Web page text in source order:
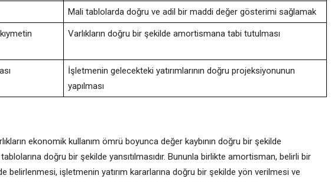
Mali tablolarda doğru ve adil bir maddi değer gösterimi sağlamak
Varlıkların doğru bir şekilde amortismana tabi tutulması
İşletmenin gelecekteki yatırımlarının doğru projeksiyonunun
yapılması
ekonomik kullanım ömrü boyunca değer kaybının doğru bir şekilde
doğru bir şekilde yansıtılmasıdır. Bununla birlikte amortisman, belirli bir
belirlenmesi, işletmenin yatırım kararlarına doğru bir şekilde yön verilmesi ve